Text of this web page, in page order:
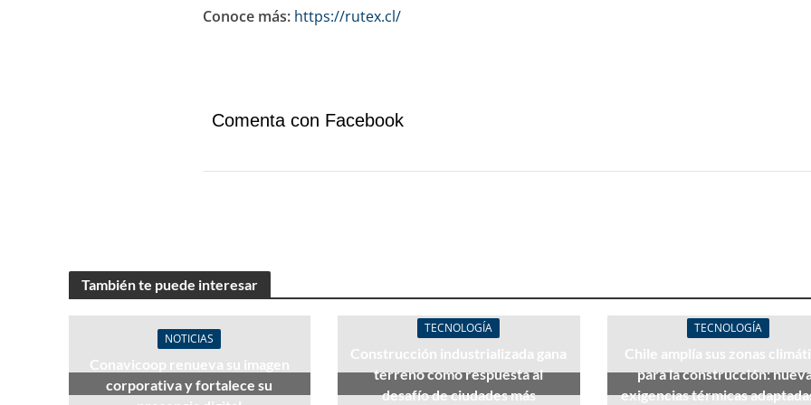
Conoce más: https://rutex.cl/
Comenta con Facebook
También te puede interesar
NOTICIAS
Conavicoop renueva su imagen
corporativa y fortalece su
TECNOLOGÍA
Construcción industrializada gana
terreno como respuesta al
desafío de ciudades más
TECNOLOGÍA
Chile amplía sus zonas
para la construcción:
exigencias térmicas